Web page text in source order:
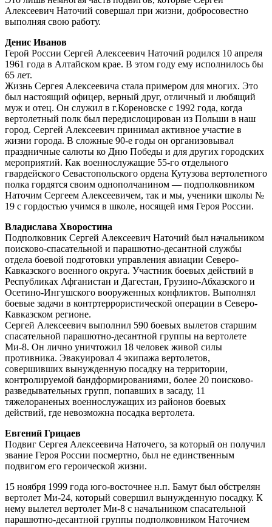
Алексеевич Наточий совершал при жизни, добросовестно
выполняя свою работу.
Денис Иванов
Герой России Сергей Алексеевич Наточий родился 10 апреля
1961 года в Алтайском крае. В этом году ему исполнилось бы
65 лет.
Жизнь Сергея Алексеевича стала примером для многих. Это
был настоящий офицер, верный друг, отличный и любящий
муж и отец. Он служил в г.Кореновске с 1992 года, когда
вертолетный полк был передислоцирован из Польши в наш
город. Сергей Алексеевич принимал активное участие в
жизни города. В сложные 90-е годы он организовывал
праздничные салюты ко Дню Победы и для других городских
мероприятий. Как военнослужащие 55-го отдельного
гвардейского Севастопольского ордена Кутузова вертолетного
полка гордятся своим однополчанином — подполковником
Наточим Сергеем Алексеевичем, так и мы, ученики школы №
19 с гордостью учимся в школе, носящей имя Героя России.
Владислава Хворостина
Подполковник Сергей Алексеевич Наточий был начальником
поисково-спасательной и парашютно-десантной службы
отдела боевой подготовки управления авиации Северо-
Кавказского военного округа. Участник боевых действий в
Республиках Афганистан и Дагестан, Грузино-Абхазского и
Осетино-Ингушского вооруженных конфликтов. Выполнял
боевые задачи в контртеррористической операции в Северо-
Кавказском регионе.
Сергей Алексеевич выполнил 590 боевых вылетов старшим
спасательной парашютно-десантной группы на вертолете
Ми-8. Он лично уничтожил 18 человек живой силы
противника. Эвакуировал 4 экипажа вертолетов,
совершивших вынужденную посадку на территории,
контролируемой бандформированиями, более 20 поисково-
разведывательных групп, попавших в засаду, 11
тяжелораненых военнослужащих из районов боевых
действий, где невозможна посадка вертолета.
Евгений Грицаев
Подвиг Сергея Алексеевича Наточего, за который он получил
звание Героя России посмертно, был не единственным
подвигом его героической жизни.
15 ноября 1999 года юго-восточнее н.п. Бамут был обстрелян
вертолет Ми-24, который совершил вынужденную посадку. К
нему вылетел вертолет Ми-8 с начальником спасательной
парашютно-десантной группы подполковником Наточием